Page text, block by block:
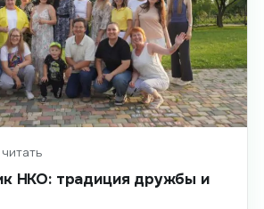
НКО: традиция дружбы и